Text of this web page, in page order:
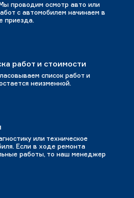
проводим осмотр авто или
с автомобилем начинаем в
приезда.
работ и стоимости
список работ и
неизменной.
или техническое
Если в ходе ремонта
работы, то наш менеджер